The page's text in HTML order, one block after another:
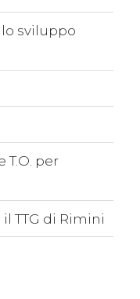
sviluppo
T.O. per
TTG di Rimini